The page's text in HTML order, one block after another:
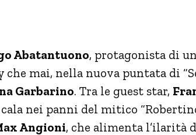
Abatantuono, protagonista di
che mai, nella nuova puntata di
Garbarino. Tra le guest star,
cala nei panni del mitico
Angioni, che alimenta l’ilarità